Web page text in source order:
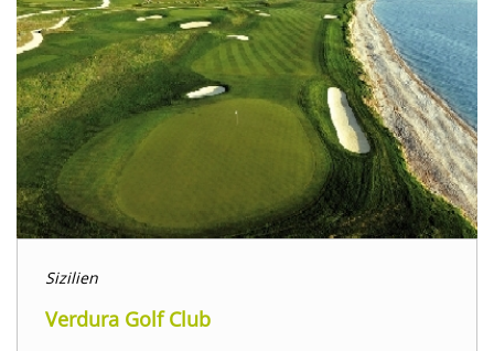
Sizilien
Verdura Golf Club